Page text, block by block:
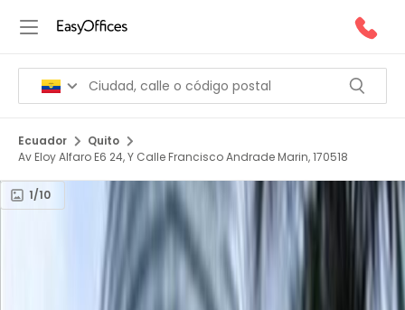
Ecuador
Quito
Av Eloy Alfaro E6 24, Y Calle Francisco Andrade Marin, 170518
1/10